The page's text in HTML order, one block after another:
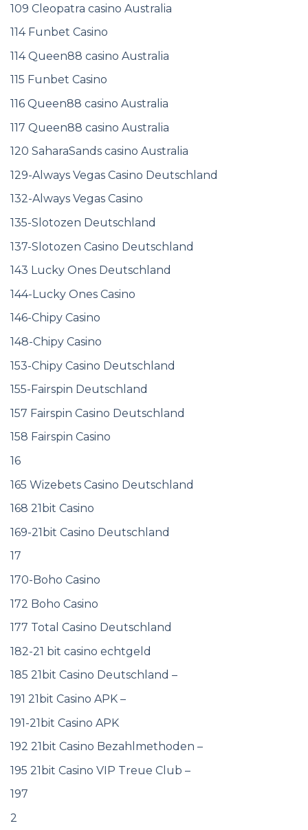
109 Cleopatra casino Australia
114 Funbet Casino
114 Queen88 casino Australia
115 Funbet Casino
116 Queen88 casino Australia
117 Queen88 casino Australia
120 SaharaSands casino Australia
129-Always Vegas Casino Deutschland
132-Always Vegas Casino
135-Slotozen Deutschland
137-Slotozen Casino Deutschland
143 Lucky Ones Deutschland
144-Lucky Ones Casino
146-Chipy Casino
148-Chipy Casino
153-Chipy Casino Deutschland
155-Fairspin Deutschland
157 Fairspin Casino Deutschland
158 Fairspin Casino
16
165 Wizebets Casino Deutschland
168 21bit Casino
169-21bit Casino Deutschland
17
170-Boho Casino
172 Boho Casino
177 Total Casino Deutschland
182-21 bit casino echtgeld
185 21bit Casino Deutschland –
191 21bit Casino APK –
191-21bit Casino APK
192 21bit Casino Bezahlmethoden –
195 21bit Casino VIP Treue Club –
197
2